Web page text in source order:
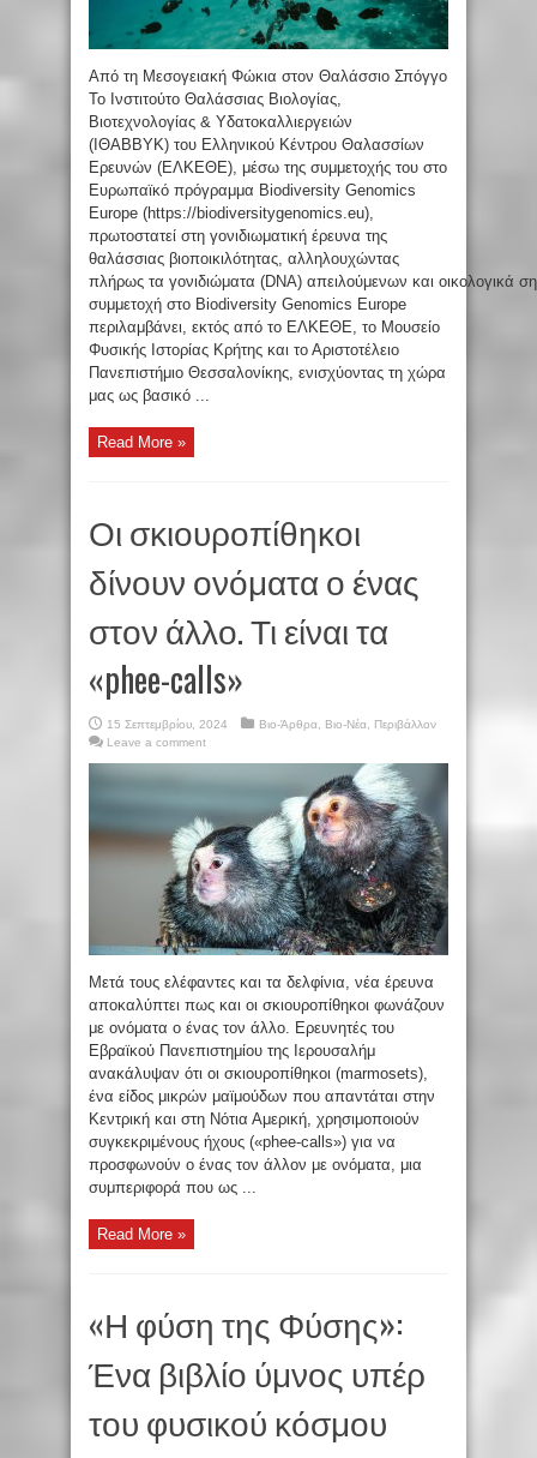
Από τη Μεσογειακή Φώκια στον Θαλάσσιο Σπόγγο
Το Ινστιτούτο Θαλάσσιας Βιολογίας,
Βιοτεχνολογίας & Υδατοκαλλιεργειών
(ΙΘΑΒΒΥΚ) του Ελληνικού Κέντρου Θαλασσίων
Ερευνών (ΕΛΚΕΘΕ), μέσω της συμμετοχής του στο
Ευρωπαϊκό πρόγραμμα Biodiversity Genomics
Europe (https://biodiversitygenomics.eu),
πρωτοστατεί στη γονιδιωματική έρευνα της
θαλάσσιας βιοποικιλότητας, αλληλουχώντας
πλήρως τα γονιδιώματα (DNA) απειλούμενων και οικολογικά
συμμετοχή στο Biodiversity Genomics Europe
περιλαμβάνει, εκτός από το ΕΛΚΕΘΕ, το Μουσείο
Φυσικής Ιστορίας Κρήτης και το Αριστοτέλειο
Πανεπιστήμιο Θεσσαλονίκης, ενισχύοντας τη χώρα
μας ως βασικό ...
Read More »
Οι σκιουροπίθηκοι
δίνουν ονόματα ο ένας
στον άλλο. Τι είναι τα
«phee-calls»
15 Σεπτεμβρίου, 2024 Βιο-Άρθρα Βιο-Νέα
Περιβάλλον
Leave a comment
Μετά τους ελέφαντες και τα δελφίνια, νέα έρευνα
αποκαλύπτει πως και οι σκιουροπίθηκοι φωνάζουν
με ονόματα ο ένας τον άλλο. Ερευνητές του
Εβραϊκού Πανεπιστημίου της Ιερουσαλήμ
ανακάλυψαν ότι οι σκιουροπίθηκοι (marmosets),
ένα είδος μικρών μαϊμούδων που απαντάται στην
Κεντρική και στη Νότια Αμερική, χρησιμοποιούν
συγκεκριμένους ήχους («phee-calls») για να
προσφωνούν ο ένας τον άλλον με ονόματα, μια
συμπεριφορά που ως ...
Read More »
«Η φύση της Φύσης»:
Ένα βιβλίο ύμνος υπέρ
του φυσικού κόσμου